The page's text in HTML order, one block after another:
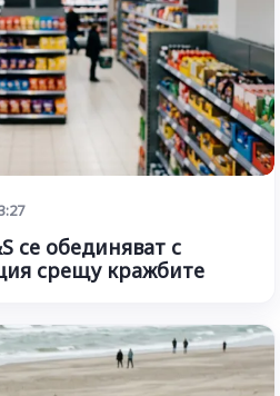
се обединяват с
срещу кражбите